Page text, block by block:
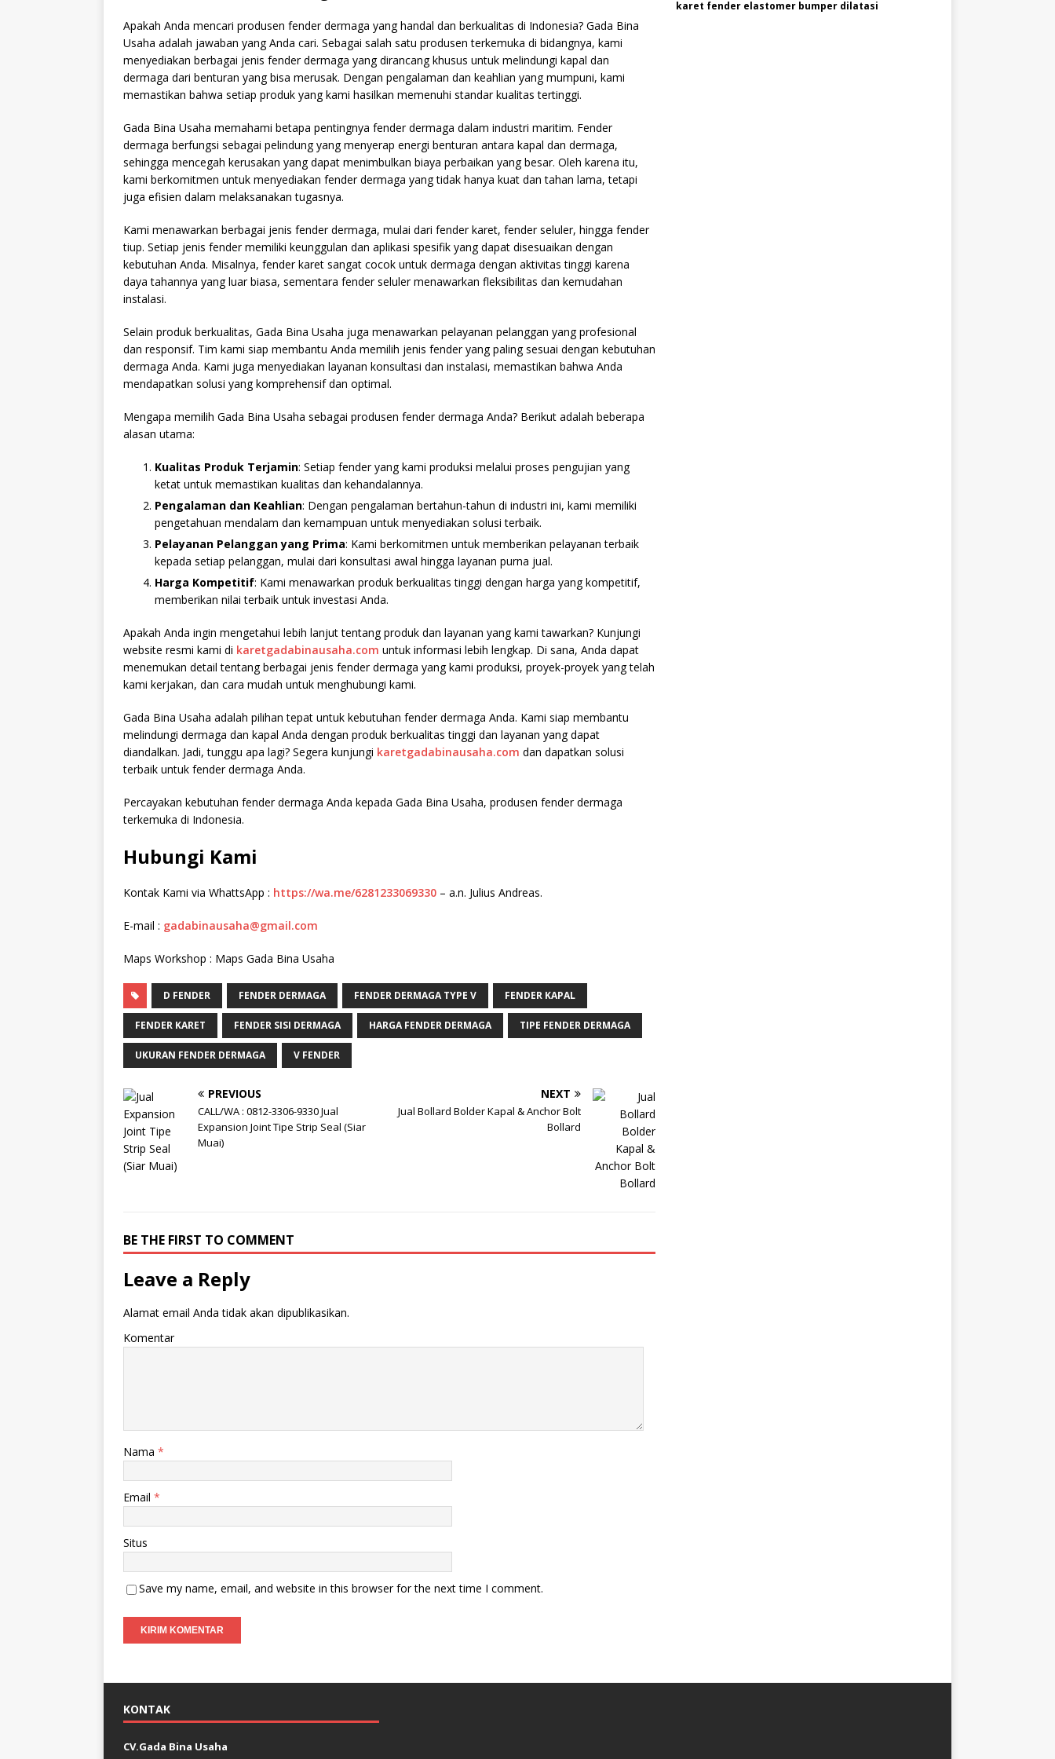
Apakah Anda mencari produsen fender dermaga yang handal dan berkualitas di Indonesia? Gada Bina
Usaha adalah jawaban yang Anda cari. Sebagai salah satu produsen terkemuka di bidangnya, kami
menyediakan berbagai jenis fender dermaga yang dirancang khusus untuk melindungi kapal dan
dermaga dari benturan yang bisa merusak. Dengan pengalaman dan keahlian yang mumpuni, kami
memastikan bahwa setiap produk yang kami hasilkan memenuhi standar kualitas tertinggi.
Gada Bina Usaha memahami betapa pentingnya fender dermaga dalam industri maritim. Fender
dermaga berfungsi sebagai pelindung yang menyerap energi benturan antara kapal dan dermaga,
sehingga mencegah kerusakan yang dapat menimbulkan biaya perbaikan yang besar. Oleh karena itu,
kami berkomitmen untuk menyediakan fender dermaga yang tidak hanya kuat dan tahan lama, tetapi
juga efisien dalam melaksanakan tugasnya.
Kami menawarkan berbagai jenis fender dermaga, mulai dari fender karet, fender seluler, hingga fender
tiup. Setiap jenis fender memiliki keunggulan dan aplikasi spesifik yang dapat disesuaikan dengan
kebutuhan Anda. Misalnya, fender karet sangat cocok untuk dermaga dengan aktivitas tinggi karena
daya tahannya yang luar biasa, sementara fender seluler menawarkan fleksibilitas dan kemudahan
instalasi.
Selain produk berkualitas, Gada Bina Usaha juga menawarkan pelayanan pelanggan yang profesional
dan responsif. Tim kami siap membantu Anda memilih jenis fender yang paling sesuai dengan kebutuhan
dermaga Anda. Kami juga menyediakan layanan konsultasi dan instalasi, memastikan bahwa Anda
mendapatkan solusi yang komprehensif dan optimal.
Mengapa memilih Gada Bina Usaha sebagai produsen fender dermaga Anda? Berikut adalah beberapa
alasan utama:
Kualitas Produk Terjamin: Setiap fender yang kami produksi melalui proses pengujian yang
ketat untuk memastikan kualitas dan kehandalannya.
Pengalaman dan Keahlian: Dengan pengalaman bertahun-tahun di industri ini, kami memiliki
pengetahuan mendalam dan kemampuan untuk menyediakan solusi terbaik.
Pelayanan Pelanggan yang Prima: Kami berkomitmen untuk memberikan pelayanan terbaik
kepada setiap pelanggan, mulai dari konsultasi awal hingga layanan purna jual.
Harga Kompetitif: Kami menawarkan produk berkualitas tinggi dengan harga yang kompetitif,
memberikan nilai terbaik untuk investasi Anda.
Apakah Anda ingin mengetahui lebih lanjut tentang produk dan layanan yang kami tawarkan? Kunjungi
website resmi kami di karetgadabinausaha.com untuk informasi lebih lengkap. Di sana, Anda dapat
menemukan detail tentang berbagai jenis fender dermaga yang kami produksi, proyek-proyek yang telah
kami kerjakan, dan cara mudah untuk menghubungi kami.
Gada Bina Usaha adalah pilihan tepat untuk kebutuhan fender dermaga Anda. Kami siap membantu
melindungi dermaga dan kapal Anda dengan produk berkualitas tinggi dan layanan yang dapat
diandalkan. Jadi, tunggu apa lagi? Segera kunjungi karetgadabinausaha.com dan dapatkan solusi
terbaik untuk fender dermaga Anda.
Percayakan kebutuhan fender dermaga Anda kepada Gada Bina Usaha, produsen fender dermaga
terkemuka di Indonesia.
Hubungi Kami
Kontak Kami via WhattsApp : https://wa.me/6281233069330 – a.n. Julius Andreas.
E-mail : gadabinausaha@gmail.com
Maps Workshop : Maps Gada Bina Usaha
D FENDER FENDER DERMAGA FENDER DERMAGA TYPE V FENDER KAPAL
FENDER KARET FENDER SISI DERMAGA HARGA FENDER DERMAGA TIPE FENDER DERMAGA
UKURAN FENDER DERMAGA V FENDER
PREVIOUS
CALL/WA : 0812-3306-9330 Jual
Expansion Joint Tipe Strip Seal (Siar
Muai)
NEXT
Jual Bollard Bolder Kapal & Anchor Bolt
Bollard
BE THE FIRST TO COMMENT
Leave a Reply
Alamat email Anda tidak akan dipublikasikan.
Komentar
Nama *
Email *
Situs
Save my name, email, and website in this browser for the next time I comment.
karet fender elastomer bumper dilatasi
KONTAK
CV.Gada Bina Usaha